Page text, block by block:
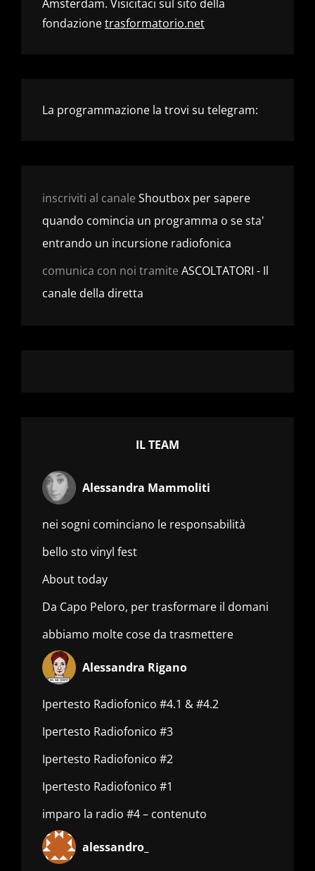
Amsterdam. Visicitaci sul sito della
fondazionetrasformatorio.net
La programmazione la trovi su telegram:
inscriviti al canale Shoutbox per sapere
quando comincia un programma o se sta'
entrando un incursione radiofonica
comunica con noi tramite ASCOLTATORI - Il
canale della diretta
IL TEAM
Alessandra Mammoliti
nei sogni cominciano le responsabilità
bello sto vinyl fest
About today
Da Capo Peloro, per trasformare il domani
abbiamo molte cose da trasmettere
Alessandra Rigano
Ipertesto Radiofonico #4.1 & #4.2
Ipertesto Radiofonico #3
Ipertesto Radiofonico #2
Ipertesto Radiofonico #1
imparo la radio #4 – contenuto
alessandro_